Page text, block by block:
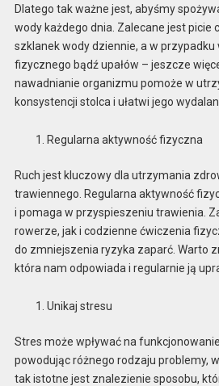
Dlatego tak ważne jest, abyśmy
wody każdego dnia. Zalecane jest picie
szklanek wody dziennie, a w przypadku
fizycznego bądź upałów – jeszcze
nawadnianie organizmu pomoże w
konsystencji stolca i ułatwi jego
Regularna aktywność fizyczna
Ruch jest kluczowy dla utrzymania
trawiennego. Regularna aktywność
i pomaga w przyspieszeniu trawienia.
rowerze, jak i codzienne ćwiczenia
do zmniejszenia ryzyka zaparć. Warto
która nam odpowiada i regularnie ją
Unikaj stresu
Stres może wpływać na
powodując różnego rodzaju problemy,
tak istotne jest znalezienie sposobu,